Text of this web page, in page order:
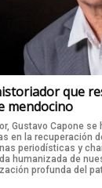
que
mendocino
Gustavo Capone se
en la recuperación
periodísticas y
humanizada de
profunda del